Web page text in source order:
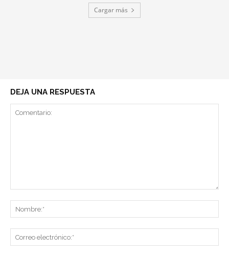
Cargar más
DEJA UNA RESPUESTA